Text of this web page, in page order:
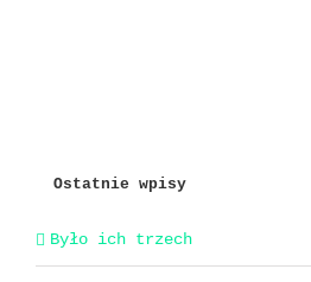
Ostatnie wpisy
Było ich trzech